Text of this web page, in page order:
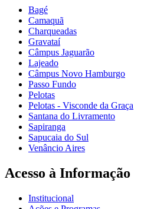
Bagé
Camaquã
Charqueadas
Gravataí
Câmpus Jaguarão
Lajeado
Câmpus Novo Hamburgo
Passo Fundo
Pelotas
Pelotas - Visconde da Graça
Santana do Livramento
Sapiranga
Sapucaia do Sul
Venâncio Aires
Acesso à Informação
Institucional